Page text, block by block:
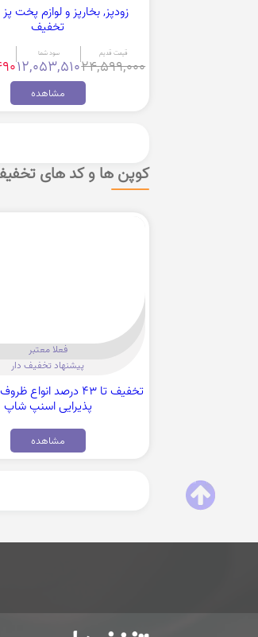
تخفیف
قیمت قدیم
24,599,000
سود شما
12,053,510
مشاهده
کوپن ها و کد های
فعلا معتبر
پیشنهاد تخفیف دار
تخفیف تا 43 درصد
پذیرایی اسنپ شاپ
مشاهده